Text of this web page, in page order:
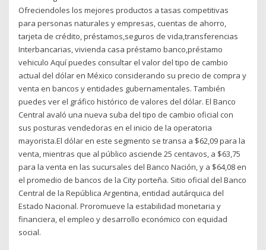
Ofreciendoles los mejores productos a tasas competitivas
para personas naturales y empresas, cuentas de ahorro,
tarjeta de crédito, préstamos,seguros de vida,transferencias
Interbancarias, vivienda casa préstamo banco,préstamo
vehiculo Aquí puedes consultar el valor del tipo de cambio
actual del dólar en México considerando su precio de compra y
venta en bancos y entidades gubernamentales. También
puedes ver el gráfico histórico de valores del dólar. El Banco
Central avaló una nueva suba del tipo de cambio oficial con
sus posturas vendedoras en el inicio de la operatoria
mayorista.El dólar en este segmento se transa a $62,09 para la
venta, mientras que al público asciende 25 centavos, a $63,75
para la venta en las sucursales del Banco Nación, y a $64,08 en
el promedio de bancos de la City porteña. Sitio oficial del Banco
Central de la República Argentina, entidad autárquica del
Estado Nacional. Proromueve la estabilidad monetaria y
financiera, el empleo y desarrollo económico con equidad
social.